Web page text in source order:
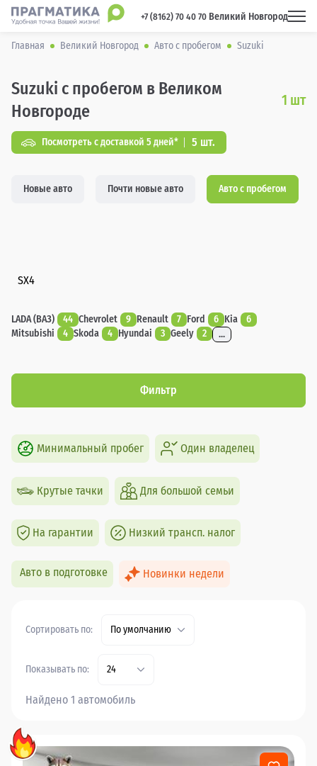
+7 (8162) 70 40 70 Великий Новгород
Главная Великий Новгород Авто с пробегом Suzuki
Suzuki с пробегом в Великом
Новгороде
1 шт
Посмотреть с доставкой 5 дней* 5 шт.
Новые авто Почти новые авто Авто с пробегом
SX4
LADA (ВАЗ) 44 Chevrolet 9 Renault 7 Ford 6 Kia
6
Mitsubishi
4 Skoda 4 Hyundai 3 Geely 2 ...
Фильтр
Минимальный пробег Один владелец
Крутые тачки Для большой семьи
На гарантии Низкий трансп. налог
Авто в подготовке Новинки недели
Сортировать по: По умолчанию
Показывать по: 24
Найдено 1 автомобиль